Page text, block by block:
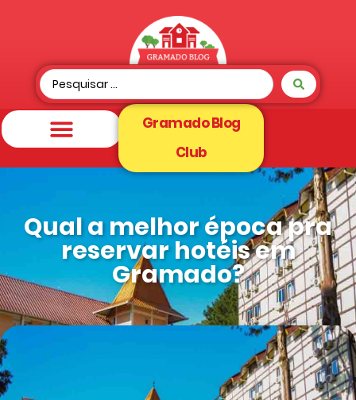
Gramado Blog
Club
Qual a melhor época pra
reservar hotéis em
Gramado?